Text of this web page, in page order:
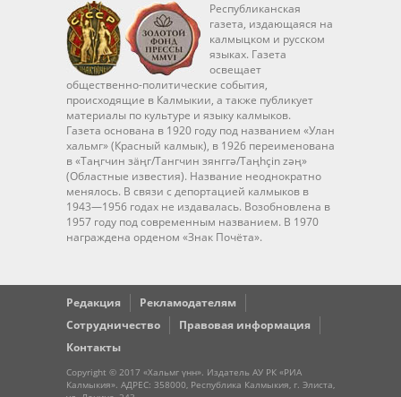
Республиканская
газета, издающаяся на
калмыцком и русском
языках. Газета
освещает
общественно-политические события,
происходящие в Калмыкии, а также публикует
материалы по культуре и языку калмыков.
Газета основана в 1920 году под названием «Улан
хальмг» (Красный калмык), в 1926 переименована
в «Таңгчин зäңг/Тангчин зянггә/Taңhçin zәң»
(Областные известия). Название неоднократно
менялось. В связи с депортацией калмыков в
1943—1956 годах не издавалась. Возобновлена в
1957 году под современным названием. В 1970
награждена орденом «Знак Почёта».
Редакция
Рекламодателям
Сотрудничество
Правовая информация
Контакты
Copyright © 2017 «Хальмг үнн». Издатель АУ РК «РИА
Калмыкия». АДРЕС: 358000, Республика Калмыкия, г. Элиста,